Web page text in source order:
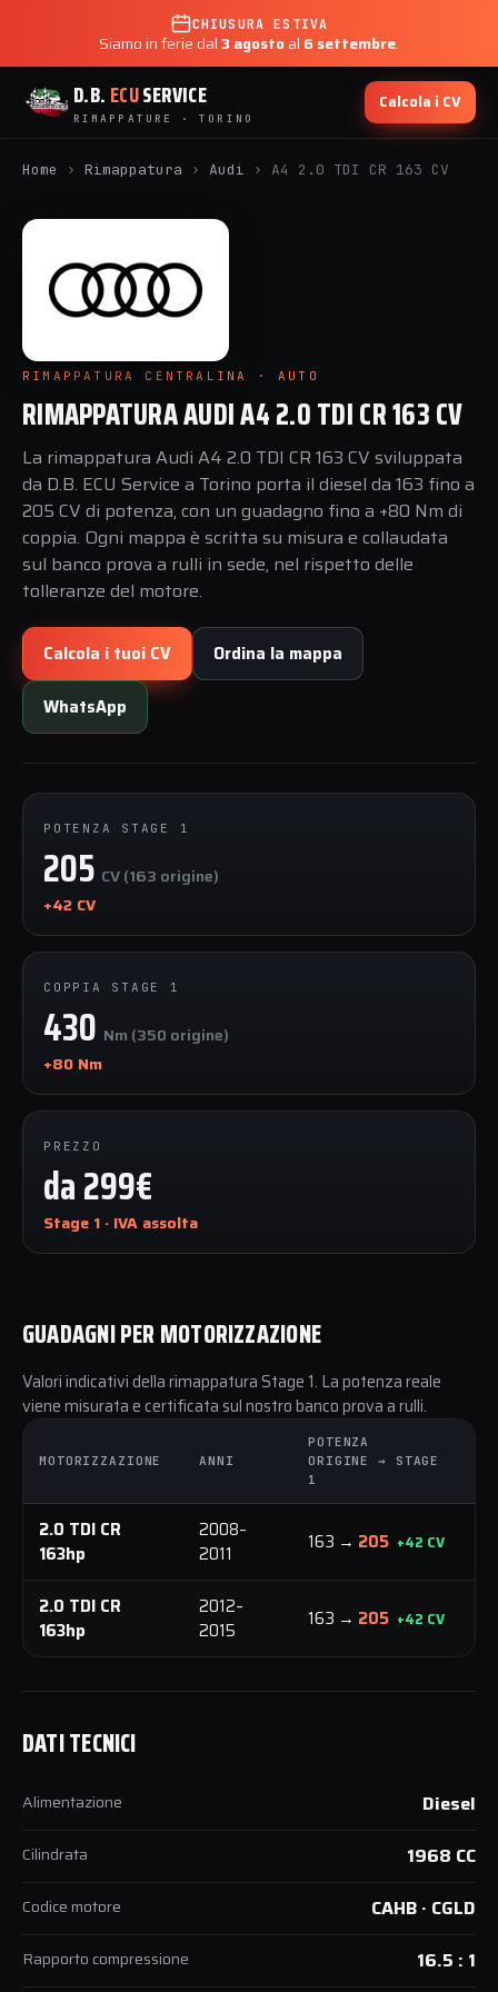
CHIUSURA ESTIVA
Siamo in ferie dal3 agostoal 6 settembre.
D.B. ECUSERVICE
RIMAPPATURE · TORINO
Calcola i CV
Home › Rimappatura › Audi › A4 2.0 TDI CR 163 CV
RIMAPPATURA CENTRALINA · AUTO
RIMAPPATURA AUDI A4 2.0 TDI CR 163 CV
La rimappatura Audi A4 2.0 TDI CR 163 CV sviluppata
da D.B. ECU Service a Torino porta il diesel da 163 fino a
205 CV di potenza, con un guadagno fino a +80 Nm di
coppia. Ogni mappa è scritta su misura e collaudata
sul banco prova a rulli in sede, nel rispetto delle
tolleranze del motore.
Calcola i tuoi CV Ordina la mappa
WhatsApp
POTENZA STAGE 1
205 CV (163 origine)
+42 CV
COPPIA STAGE 1
430 Nm (350 origine)
+80 Nm
PREZZO
da 299€
Stage 1 · IVA assolta
GUADAGNI PER MOTORIZZAZIONE
Valori indicativi della rimappatura Stage 1. La potenza reale
viene misurata e certificata sul nostro banco prova a rulli.
MOTORIZZAZIONE ANNI
POTENZA
ORIGINE → STAGE
1
2.0 TDI CR
163hp
2008–
2011
163 → 205 +42 CV
2.0 TDI CR
163hp
2012–
2015
163 → 205 +42 CV
DATI TECNICI
Alimentazione Diesel
Cilindrata 1968 CC
Codice motore CAHB · CGLD
Rapporto compressione 16.5 : 1